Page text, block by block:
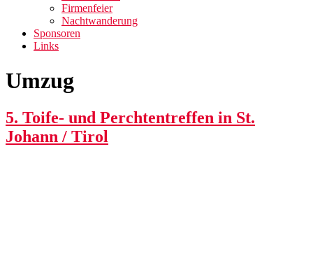
Firmenfeier
Nachtwanderung
Sponsoren
Links
Umzug
5. Toife- und Perchtentreffen in St.
Johann / Tirol